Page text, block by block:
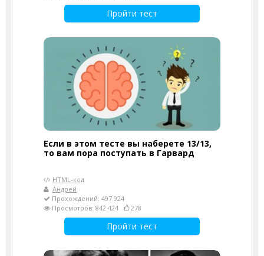
Пройти тест
Если в этом тесте вы наберете 13/13,
то вам пора поступать в Гарвард
HTML-код
Андрей
Прохождений: 497 924
Просмотров: 842 424
278
Пройти тест